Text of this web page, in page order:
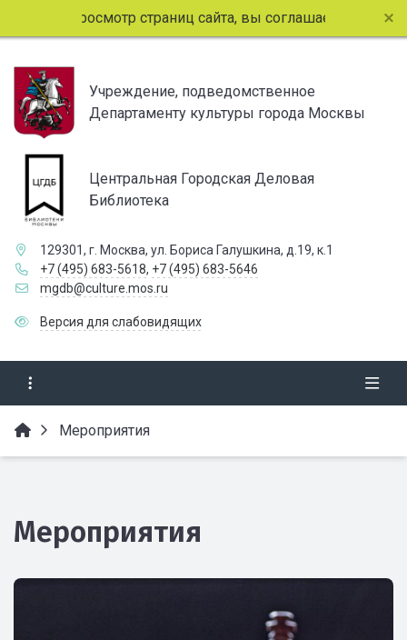
просмотр страниц сайта, вы соглашаетесь с
Учреждение, подведомственное
Департаменту культуры города Москвы
Центральная Городская Деловая
Библиотека
129301, г. Москва, ул. Бориса Галушкина, д.19, к.1
+7 (495) 683-5618, +7 (495) 683-5646
mgdb@culture.mos.ru
Версия для слабовидящих
Мероприятия
Мероприятия